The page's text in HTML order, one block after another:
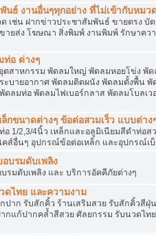
นธ์ งานอื่นๆทุกอย่าง ที่ไม่เข้ากับหมว
เช่น ฝากข่าวประชาสัมพันธ์ ขายตรง บัต
ยส่ง โฆษณา สิ่งพิมพ์ งานพิมพ์ รักษาคว
ท่อ ต่างๆ
สาหกรรม พัดลมใหญ่ พัดลมหอยโข่ง พัด
บายอากาศ พัดลมติดผนัง พัดลมตั้งพื้น พั
ลมท่อ พัดลมไฟเบอร์กลาส พัดลมโบลเว
กขนาดต่างๆ ข้อต่อสวมเร็ว แบบต่าง
1/2,3/4นิ้ว เหล็กและอลูมิเนียมสีดำท่อส
ส์อื่นๆ อุปกรณ์ข้อต่อเหล็ก และอุปกรณ์เบ็
อบรมดับเพลิง
รมดับเพลิง และ บริการอัคคีภัยต่างๆ
ดไทย และความงาม
าก รับสักคิ้ว ร้านเสริมสวย รับสักคิ้วสีฝุ่
กแก้ปากคล้ำสีสวย ศัลยกรรม รับนวดไท